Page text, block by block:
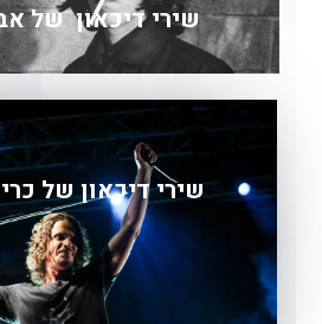
שירי דיכאון של
שירי דיכאון של